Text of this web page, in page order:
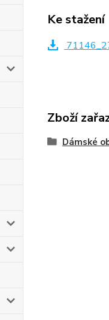
Ke stažení
Zboží
Dámské